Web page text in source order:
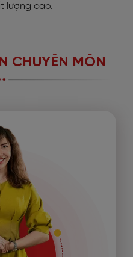
lượng cao.
CHUYÊN MÔN